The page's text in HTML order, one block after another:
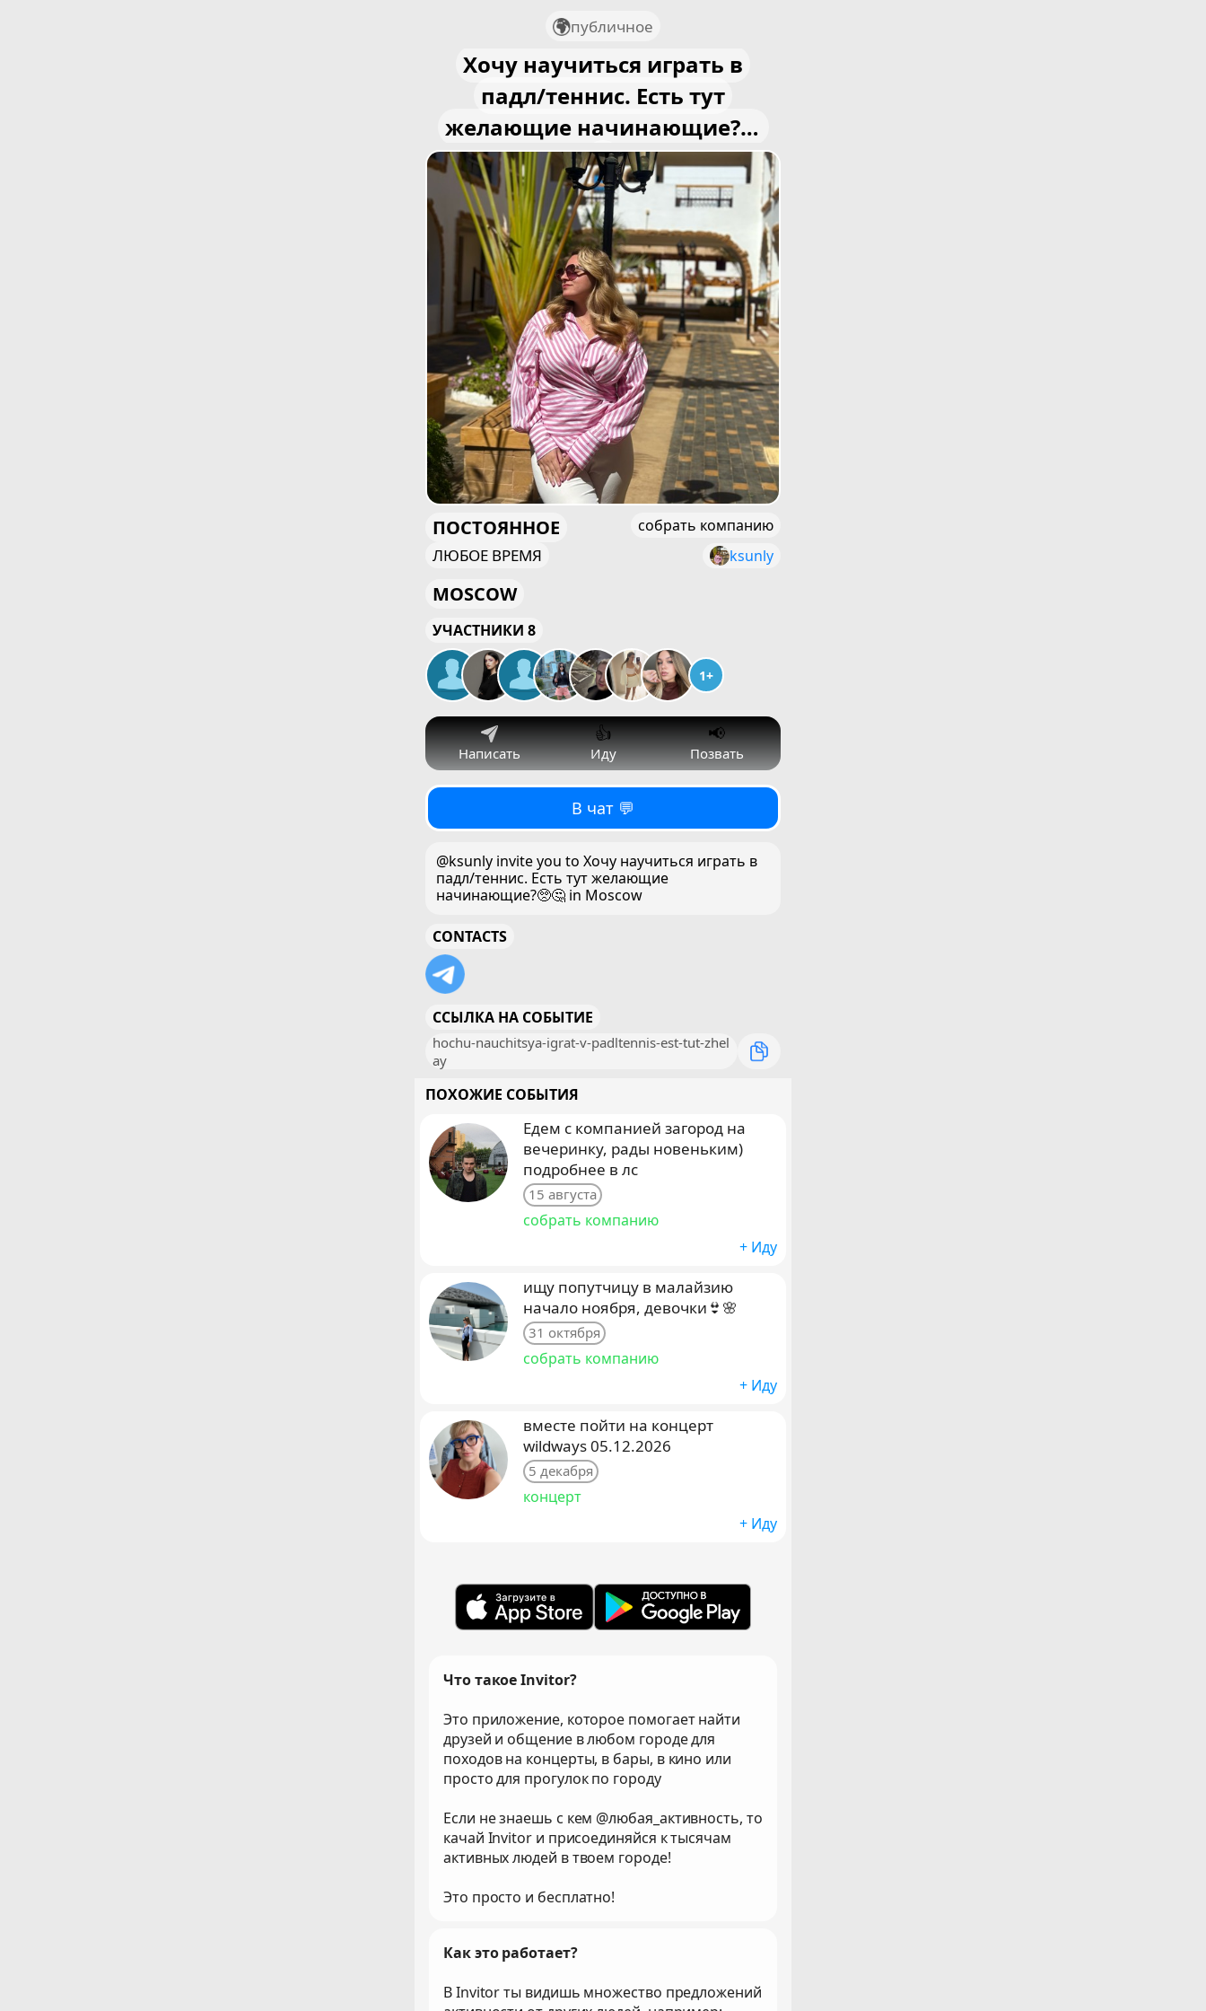
публичное
Хочу научиться играть в
падл/теннис. Есть тут
желающие начинающие?🥺
🤔
ПОСТОЯННОЕ
ЛЮБОЕ ВРЕМЯ
собрать компанию
ksunly
MOSCOW
УЧАСТНИКИ 8
1+
Написать
👍
Иду
📢
Позвать
В чат 💬
@ksunly invite you to Хочу научиться играть в
падл/теннис. Есть тут желающие
начинающие?🥺🤔 in Moscow
CONTACTS
ССЫЛКА НА СОБЫТИЕ
hochu-nauchitsya-igrat-v-padltennis-est-tut-zhel
ay
ПОХОЖИЕ СОБЫТИЯ
Едем с компанией загород на
вечеринку, рады новеньким)
подробнее в лс
15 августа
собрать компанию
+ Иду
ищу попутчицу в малайзию
начало ноября, девочки👙🌸
31 октября
собрать компанию
+ Иду
вместе пойти на концерт
wildways 05.12.2026
5 декабря
концерт
+ Иду
Что такое Invitor?
Это приложение, которое помогает найти
друзей и общение в любом городе для
походов на концерты, в бары, в кино или
просто для прогулок по городу
Если не знаешь с кем @любая_активность, то
качай Invitor и присоединяйся к тысячам
активных людей в твоем городе!
Это просто и бесплатно!
Как это работает?
В Invitor ты видишь множество предложений